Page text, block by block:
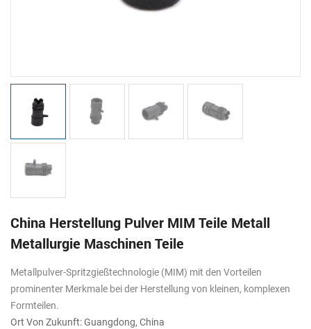
China Herstellung Pulver MIM Teile Metall
Metallurgie Maschinen Teile
Metallpulver-Spritzgießtechnologie (MIM) mit den Vorteilen
prominenter Merkmale bei der Herstellung von kleinen, komplexen
Formteilen.
Ort Von Zukunft: Guangdong, China